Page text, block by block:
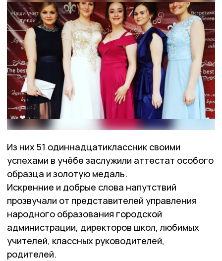
Из них 51 одиннадцатиклассник своими
успехами в учёбе заслужили аттестат особого
образца и золотую медаль.
Искренние и добрые слова напутствий
прозвучали от представителей управления
народного образования городской
администрации, директоров школ, любимых
учителей, классных руководителей,
родителей.